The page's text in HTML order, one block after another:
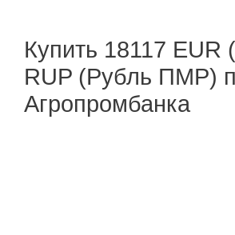
Купить 18117 EUR
RUP (Рубль ПМР)
Агропромбанка